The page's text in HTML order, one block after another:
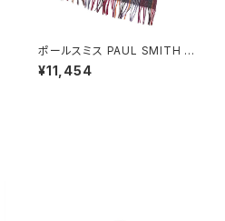
ポールスミス PAUL SMITH マ
フラー M2A-150K-M459-28
メンズ バーガンディ
¥11,454